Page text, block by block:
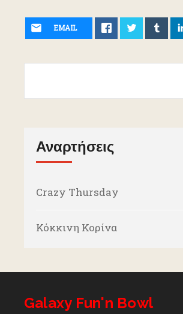
EMAIL
Αναρτήσεις
Crazy Thursday
Κόκκινη Κορίνα
Galaxy Fun'n Bowl